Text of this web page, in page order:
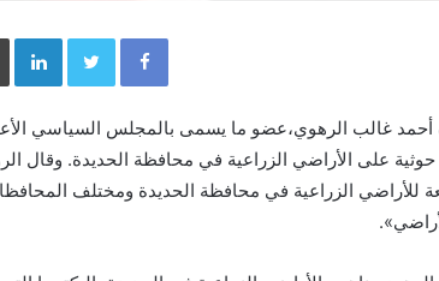
Facebook
Twitter
غالب الرهوي،عضو ما يسمى بالمجلس السياسي
حوثية على الأراضي الزراعية في محافظة الحديدة. وقال
للأراضي الزراعية في محافظة الحديدة ومختلف